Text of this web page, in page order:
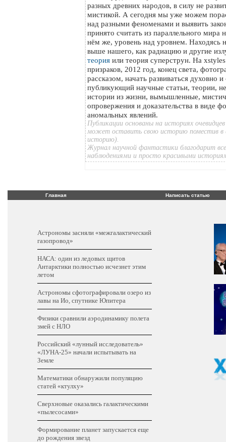
разных древних народов, в силу не
мистикой. А сегодня мы уже можем
над разными феноменами и выявить
принято считать из параллельного мира
нём же, уровень над уровнем. Находясь
выше нашего, как радиацию и другие
теория или теория суперструн. На
призраков, 2012 год, конец света,
рассказом, начать развиваться духовно
публикующий научные статьи, теории,
истории из жизни, вымышленные,
опровержения и доказательства в виде
аномальных явлений.
Публикации основаны на историях
может оставить свою историю поместив в
историю).
Журнал научной фантастики благодарит
наблюдениями и просто красивыми
Главная Написать статью
Астрономы засняли «межгалактический
газопровод»
НАСА: один из ледовых щитов
Антарктики полностью исчезнет этим
летом
Астрономы сфотографировали озеро из
лавы на Ио, спутнике Юпитера
Физики сравнили аэродинамику полета
змей с НЛО
Российский «лунный исследователь»
«ЛУНА-25» начали испытывать на
Земле
Математики обнаружили популяцию
статей «ктулху»
Сверхновые оказались галактическими
«пылесосами»
Формирование планет запускается еще
до рождения звезд